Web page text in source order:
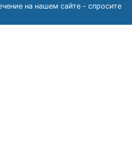
на нашем сайте - спросите